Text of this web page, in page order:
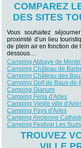
COMPAREZ
DES SITES
Vous souhaitez
proximité d’un lieu
de plein air en fonction de
dessous…
Camping Abbaye de
Camping Château de
Camping Château des
Camping Golf de Baux-de-
Camping Glanum
Camping Feria d'Arles
Camping Vieille ville
Camping Pays d'Arles
Camping Ancienne
Camping Festival Les Suds
TROUVEZ